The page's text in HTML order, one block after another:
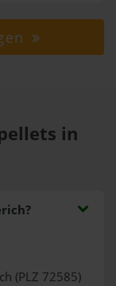
in
(PLZ 72585)